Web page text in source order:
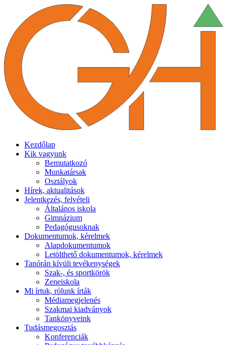
Kezdőlap
Kik vagyunk
Bemutatkozó
Munkatársak
Osztályok
Hírek, aktualitások
Jelentkezés, felvételi
Általános iskola
Gimnázium
Pedagógusoknak
Dokumentumok, kérelmek
Alapdokumentumok
Letölthető dokumentumok, kérelmek
Tanórán kívüli tevékenységek
Szak-, és sportkörök
Zeneiskola
Mi írtuk, rólunk írták
Médiamegjelenés
Szakmai kiadványok
Tankönyveink
Tudásmegosztás
Konferenciák